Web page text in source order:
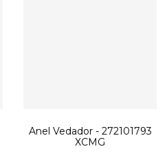
Anel Vedador - 272101793
XCMG